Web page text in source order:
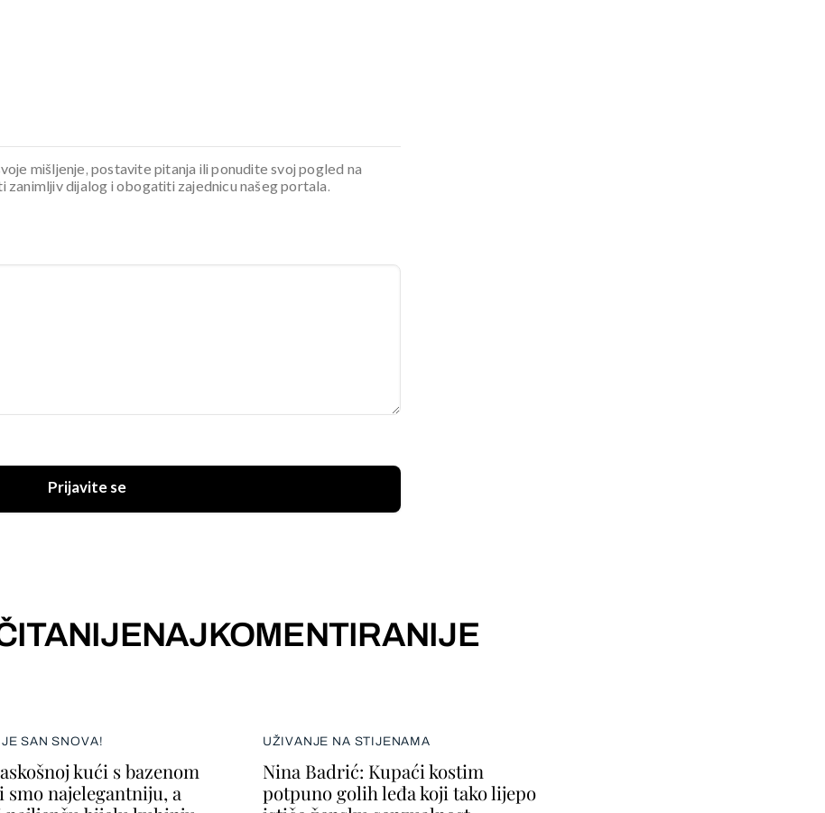
mišljenje, postavite pitanja ili ponudite svoj pogled na
dijalog i obogatiti zajednicu našeg portala.
Prijavite se
NAJKOMENTIRANIJE
SAN SNOVA!
kući s bazenom
smo najelegantniju, a
UŽIVANJE NA STIJENAMA
Nina Badrić: Kupaći kostim
potpuno golih leđa koji tako lijepo